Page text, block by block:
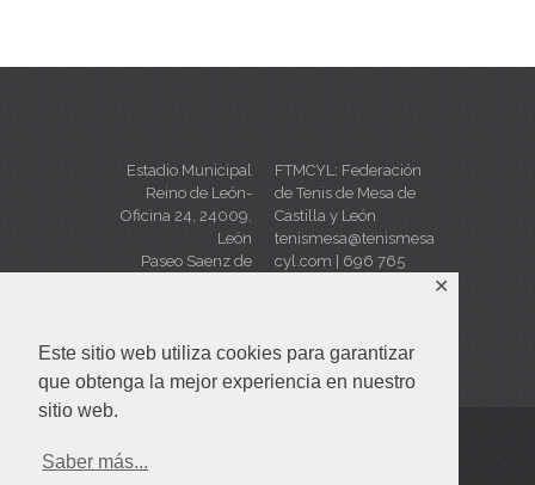
Este sitio web utiliza cookies para garantizar
que obtenga la mejor experiencia en nuestro
sitio web.
Saber más...
✕
Estadio Municipal
Reino de León-
Oficina 24, 24009,
León
Paseo Saenz de
FTMCYL: Federación
de Tenis de Mesa de
Castilla y León
tenismesa@tenismesa
cyl.com
696 765
Aviso Legal